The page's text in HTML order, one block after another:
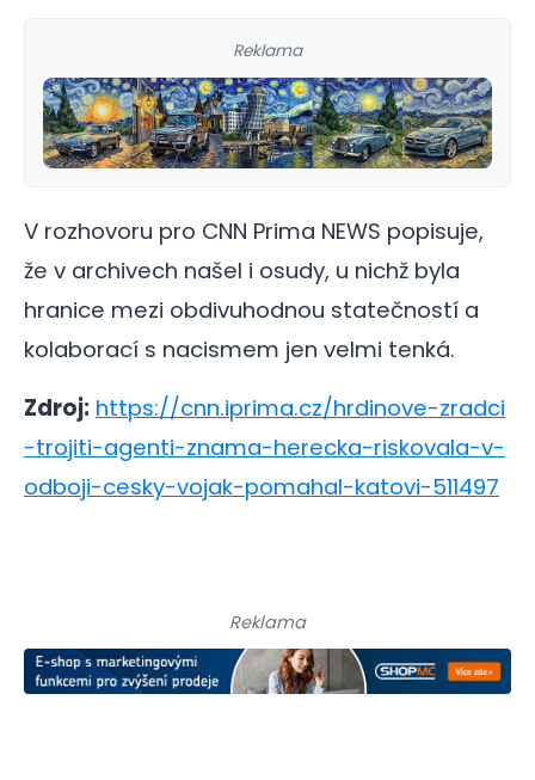
Reklama
V rozhovoru pro CNN Prima NEWS popisuje,
že v archivech našel i osudy, u nichž byla
hranice mezi obdivuhodnou statečností a
kolaborací s nacismem jen velmi tenká.
Zdroj: https://cnn.iprima.cz/hrdinove-zradci
-trojiti-agenti-znama-herecka-riskovala-v-
odboji-cesky-vojak-pomahal-katovi-511497
Reklama